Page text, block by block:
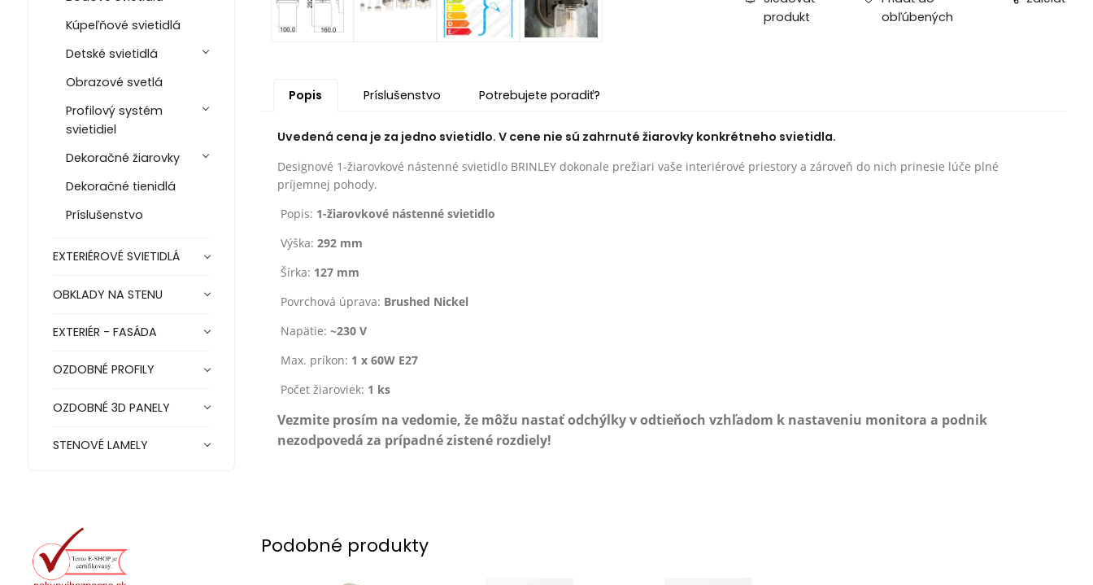
Kúpeľňové svietidlá
Detské svietidlá
Obrazové svetlá
Profilový systém
svietidiel
Dekoračné žiarovky
Dekoračné tienidlá
Príslušenstvo
EXTERIÉROVÉ SVIETIDLÁ
OBKLADY NA STENU
EXTERIÉR - FASÁDA
OZDOBNÉ PROFILY
OZDOBNÉ 3D PANELY
STENOVÉ LAMELY
produkt
obľúbených
Popis Príslušenstvo Potrebujete poradiť?
Uvedená cena je za jedno svietidlo. V cene nie sú zahrnuté žiarovky konkrétneho svietidla.
Designové 1-žiarovkové nástenné svietidlo BRINLEY dokonale prežiari vaše interiérové priestory a zároveň do nich prinesie lúče plné
príjemnej pohody.
Popis: 1-žiarovkové nástenné svietidlo
Výška: 292 mm
Šírka: 127 mm
Povrchová úprava: Brushed Nickel
Napätie: ~230 V
Max. príkon: 1 x 60W E27
Počet žiaroviek: 1 ks
Vezmite prosím na vedomie, že môžu nastať odchýlky v odtieňoch vzhľadom k nastaveniu monitora a podnik
nezodpovedá za prípadné zistené rozdiely!
Podobné produkty